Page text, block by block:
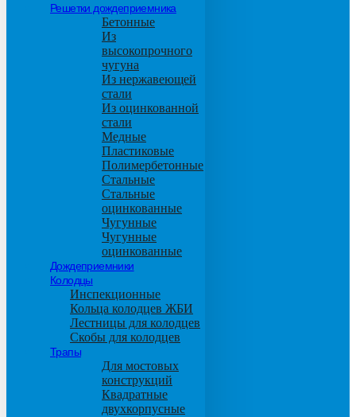
Решетки дождеприемника
Бетонные
Из
высокопрочного
чугуна
Из нержавеющей
стали
Из оцинкованной
стали
Медные
Пластиковые
Полимербетонные
Стальные
Стальные
оцинкованные
Чугунные
Чугунные
оцинкованные
Дождеприемники
Колодцы
Инспекционные
Кольца колодцев ЖБИ
Лестницы для колодцев
Скобы для колодцев
Трапы
Для мостовых
конструкций
Квадратные
двухкорпусные